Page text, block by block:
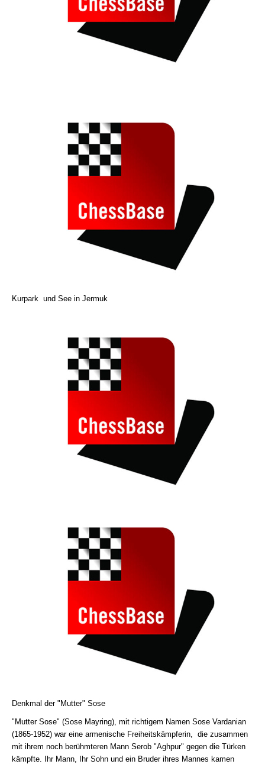
Kurpark und See in Jermuk
Denkmal der "Mutter" Sose
"Mutter Sose" (Sose Mayring), mit richtigem Namen Sose Vardanian
(1865-1952) war eine armenische Freiheitskämpferin, die zusammen
mit ihrem noch berühmteren Mann Serob "Aghpur" gegen die Türken
kämpfte. Ihr Mann, Ihr Sohn und ein Bruder ihres Mannes kamen